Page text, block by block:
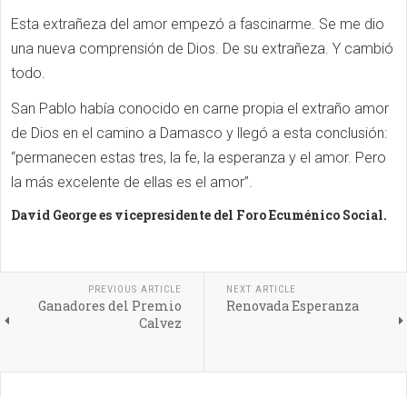
Esta extrañeza del amor empezó a fascinarme. Se me dio
una nueva comprensión de Dios. De su extrañeza. Y cambió
todo.
San Pablo había conocido en carne propia el extraño amor
de Dios en el camino a Damasco y llegó a esta conclusión:
“permanecen estas tres, la fe, la esperanza y el amor. Pero
la más excelente de ellas es el amor”.
David George es vicepresidente del Foro Ecuménico Social.
PREVIOUS ARTICLE
Ganadores del Premio
Calvez
NEXT ARTICLE
Renovada Esperanza